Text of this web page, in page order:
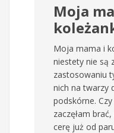
Moja
Moja mama i
niestety nie są
zastosowaniu
nich na twarzy
podskórne.
zaczęłam
cerę już od